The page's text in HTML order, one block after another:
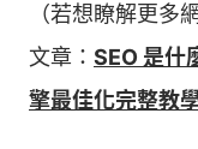
（若想瞭解更多
文章： SEO 是什
擎最佳化完整教